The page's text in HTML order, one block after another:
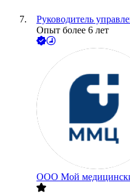
Руководитель
Опыт более 6 лет
ООО Мой